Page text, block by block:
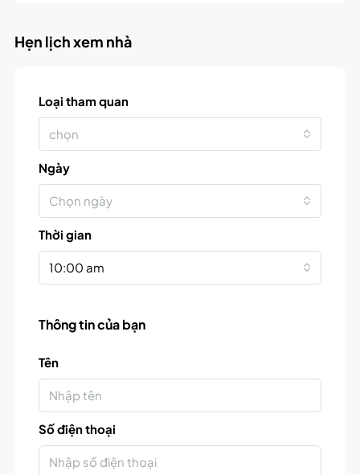
Hẹn lịch xem nhà
Loại tham quan
chọn
Ngày
Chọn ngày
Thời gian
10:00 am
Thông tin của bạn
Tên
Số điện thoại